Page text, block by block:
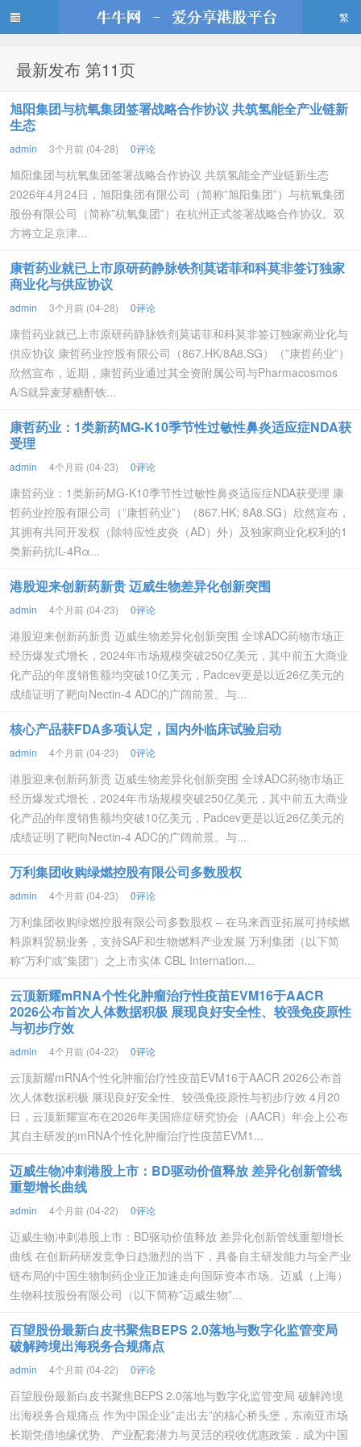
牛牛网
繁
最新发布 第11页
旭阳集团与杭氧集团签署战略合作协议 共筑氢能全产业链新
生态
admin 3个月前 (04-28) 0评论
旭阳集团与杭氧集团签署战略合作协议 共筑氢能全产业链新生态
2026年4月24日，旭阳集团有限公司（简称”旭阳集团”）与杭氧集团
股份有限公司（简称”杭氧集团”）在杭州正式签署战略合作协议。双
方将立足京津...
康哲药业就已上市原研药静脉铁剂莫诺菲和科莫非签订独家
商业化与供应协议
admin 3个月前 (04-28) 0评论
康哲药业就已上市原研药静脉铁剂莫诺菲和科莫非签订独家商业化与
供应协议 康哲药业控股有限公司（867.HK/8A8.SG）（”康哲药业”）
欣然宣布，近期，康哲药业通过其全资附属公司与Pharmacosmos
A/S就异麦芽糖酐铁...
康哲药业：1类新药MG-K10季节性过敏性鼻炎适应症NDA获
受理
admin 4个月前 (04-23) 0评论
康哲药业：1类新药MG-K10季节性过敏性鼻炎适应症NDA获受理 康
哲药业控股有限公司（”康哲药业”）（867.HK; 8A8.SG）欣然宣布，
其拥有共同开发权（除特应性皮炎（AD）外）及独家商业化权利的1
类新药抗IL-4Rα...
港股迎来创新药新贵 迈威生物差异化创新突围
admin 4个月前 (04-23) 0评论
港股迎来创新药新贵 迈威生物差异化创新突围 全球ADC药物市场正
经历爆发式增长，2024年市场规模突破250亿美元，其中前五大商业
化产品的年度销售额均突破10亿美元，Padcev更是以近26亿美元的
成绩证明了靶向Nectin-4 ADC的广阔前景。与...
核心产品获FDA多项认定，国内外临床试验启动
admin 4个月前 (04-23) 0评论
港股迎来创新药新贵 迈威生物差异化创新突围 全球ADC药物市场正
经历爆发式增长，2024年市场规模突破250亿美元，其中前五大商业
化产品的年度销售额均突破10亿美元，Padcev更是以近26亿美元的
成绩证明了靶向Nectin-4 ADC的广阔前景。与...
万利集团收购绿燃控股有限公司多数股权
admin 4个月前 (04-23) 0评论
万利集团收购绿燃控股有限公司多数股权 – 在马来西亚拓展可持续燃
料原料贸易业务，支持SAF和生物燃料产业发展 万利集团（以下简
称”万利”或”集团”）之上市实体 CBL Internation...
云顶新耀mRNA个性化肿瘤治疗性疫苗EVM16于AACR
2026公布首次人体数据积极 展现良好安全性、较强免疫原性
与初步疗效
admin 4个月前 (04-22) 0评论
云顶新耀mRNA个性化肿瘤治疗性疫苗EVM16于AACR 2026公布首
次人体数据积极 展现良好安全性、较强免疫原性与初步疗效 4月20
日，云顶新耀宣布在2026年美国癌症研究协会（AACR）年会上公布
其自主研发的mRNA个性化肿瘤治疗性疫苗EVM1...
迈威生物冲刺港股上市：BD驱动价值释放 差异化创新管线
重塑增长曲线
admin 4个月前 (04-22) 0评论
迈威生物冲刺港股上市：BD驱动价值释放 差异化创新管线重塑增长
曲线 在创新药研发竞争日趋激烈的当下，具备自主研发能力与全产业
链布局的中国生物制药企业正加速走向国际资本市场。迈威（上海）
生物科技股份有限公司（以下简称”迈威生物”...
百望股份最新白皮书聚焦BEPS 2.0落地与数字化监管变局
破解跨境出海税务合规痛点
admin 4个月前 (04-22) 0评论
百望股份最新白皮书聚焦BEPS 2.0落地与数字化监管变局 破解跨境
出海税务合规痛点 作为中国企业”走出去”的核心桥头堡，东南亚市场
长期凭借地缘优势、产业配套潜力与灵活的税收优惠政策，成为中国